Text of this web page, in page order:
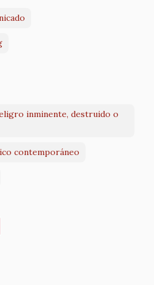
inminente, destruido o
contemporáneo